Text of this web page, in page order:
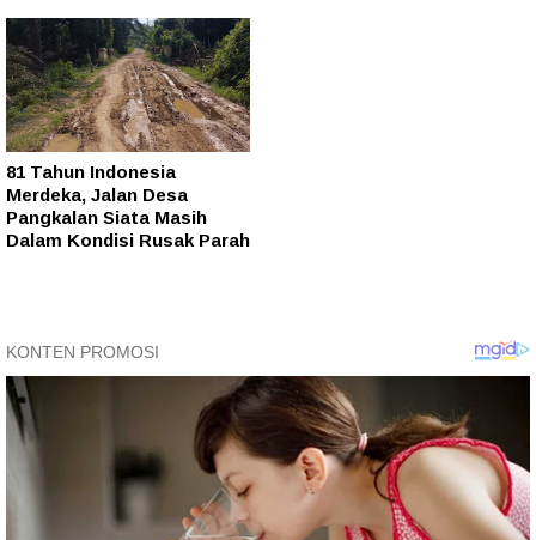
81 Tahun Indonesia
Merdeka, Jalan Desa
Pangkalan Siata Masih
Dalam Kondisi Rusak Parah